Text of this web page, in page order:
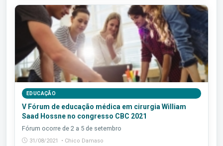
EDUCAÇÃO
V Fórum de educação médica em cirurgia William
Saad Hossne no congresso CBC 2021
Fórum ocorre de 2 a 5 de setembro
31/08/2021 • Chico Damaso